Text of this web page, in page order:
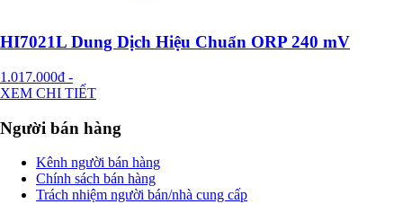
HI7021L Dung Dịch Hiệu Chuẩn ORP 240 mV
1.017.000đ -
XEM CHI TIẾT
Người bán hàng
Kênh người bán hàng
Chính sách bán hàng
Trách nhiệm người bán/nhà cung cấp